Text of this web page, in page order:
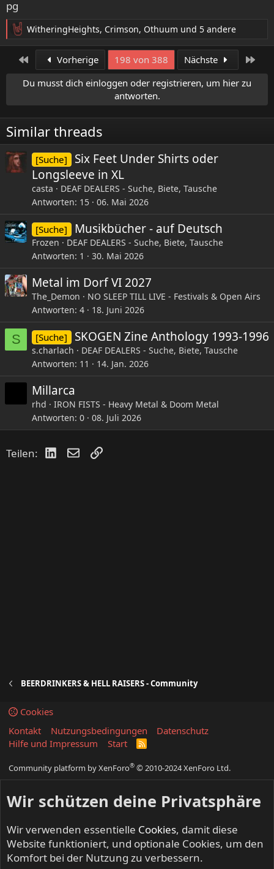
:
R
e
o
n
e
n
:
WitheringHeights, Crimson, Othuum und 5 andere
Erste Vorherige 198 von 388 Nächste
Du musst dich einloggen oder registrieren, um hier zu
antworten.
Similar threads
[Suche]
Six Feet Under Shirts oder
Longsleeve in XL
casta
DEAF DEALERS - Suche, Biete, Tausche
Antworten 15 06. Mai 2026
[Suche] Musikbücher - auf Deutsch
Frozen
DEAF DEALERS - Suche, Biete, Tausche
Antworten 1 30. Mai 2026
Metal im Dorf VI 2027
The_Demon
NO SLEEP TILL LIVE - Festivals & Open Airs
Antworten 4 18. Juni 2026
S [Suche] SKOGEN Zine Anthology 1993-1996
s.charlach
DEAF DEALERS - Suche, Biete, Tausche
Antworten 11 14. Jan. 2026
Millarca
rhd
IRON FISTS - Heavy Metal & Doom Metal
Antworten 0 08. Juli 2026
Teilen: LinkedIn
E-MailLink
BEERDRINKERS & HELL RAISERS - Community
Cookies
Kontakt
Nutzungsbedingungen
Datenschutz
Hilfe und Impressum
Start
R
S
Community platform by XenForo® © 2010-2024 XenForo Ltd.
Wir schützen deine Privatsphäre
Wir verwenden essentielle Cookies, damit diese
Website funktioniert, und optionale Cookies, um den
Komfort bei der Nutzung zu verbessern.